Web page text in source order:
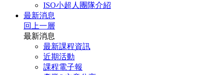
ISO小超人團隊介紹
最新消息
回上一層
最新消息
最新課程資訊
近期活動
課程電子報